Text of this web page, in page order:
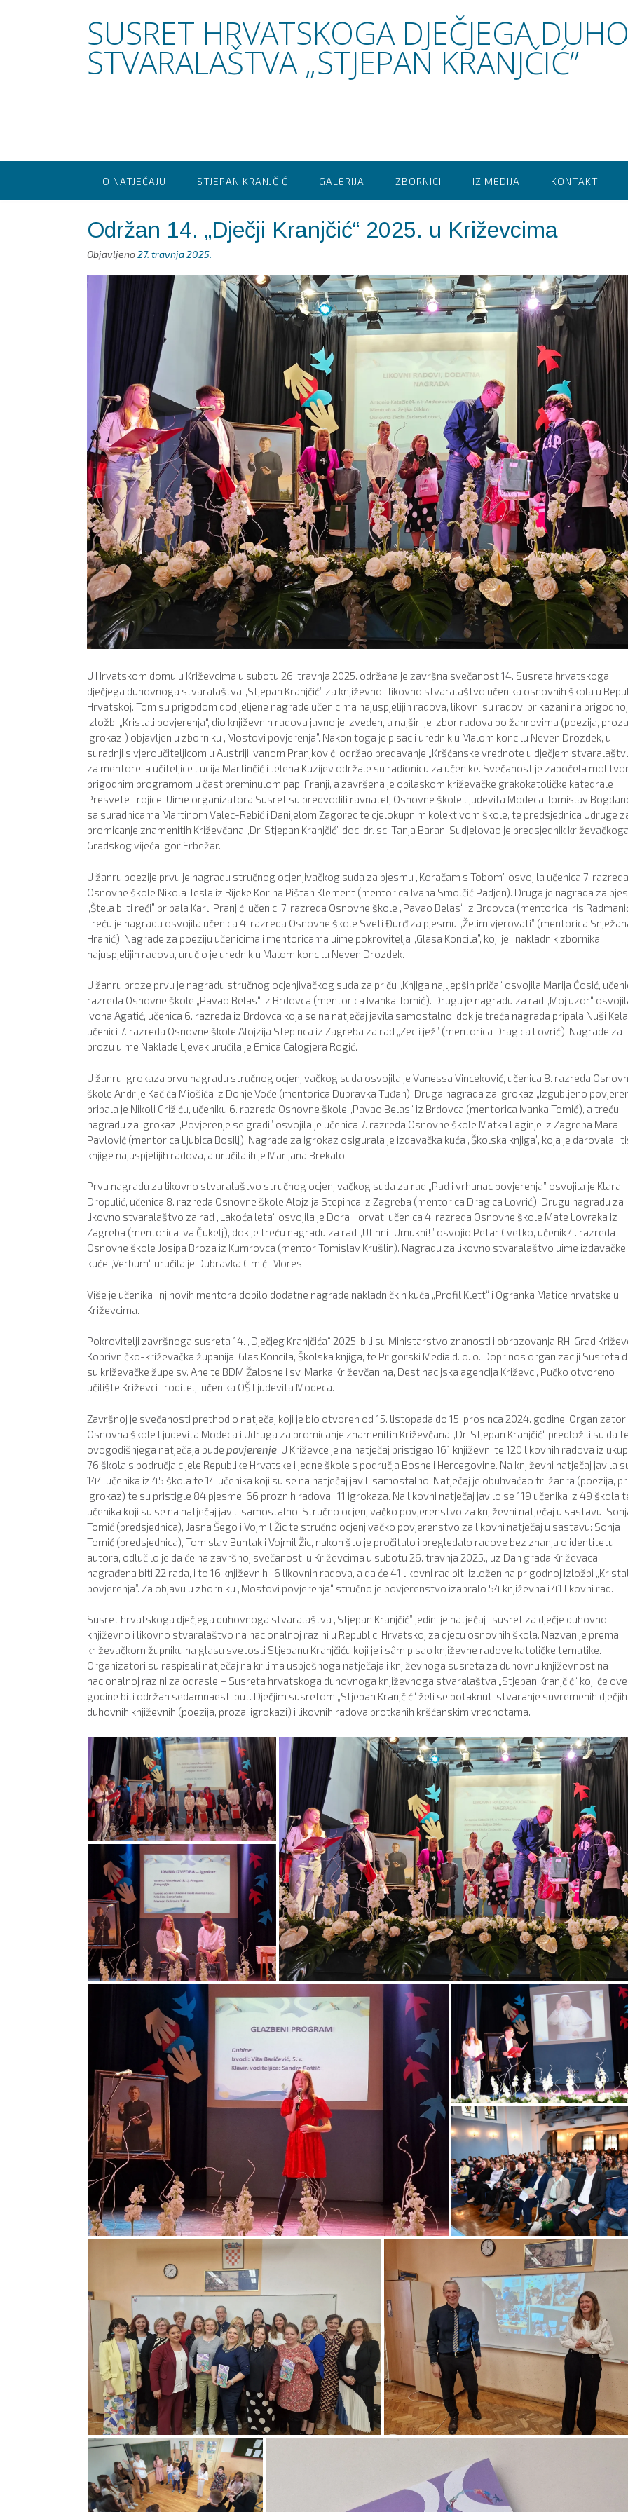
SUSRET HRVATSKOGA DJEČJEGA
STVARALAŠTVA „STJEPAN KRANJČIĆ”
O NATJEČAJU STJEPAN KRANJČIĆ GALERIJA ZBORNICI IZ MEDIJA KONTAKT
Održan 14. „Dječji Kranjčić“ 2025. u Križevcima
Objavljeno27. travnja 2025.
U Hrvatskom domu u Križevcima u subotu 26. travnja 2025. održana je završna svečanost 14. Susreta hrvatskoga
dječjega duhovnoga stvaralaštva „Stjepan Kranjčić” za književno i likovno stvaralaštvo učenika osnovnih škola u
Hrvatskoj. Tom su prigodom dodijeljene nagrade učenicima najuspjelijih radova, likovni su radovi prikazani na prigodnoj
izložbi „Kristali povjerenja“, dio književnih radova javno je izveden, a najširi je izbor radova po žanrovima (poezija,
igrokazi) objavljen u zborniku „Mostovi povjerenja”. Nakon toga je pisac i urednik u Malom koncilu Neven Drozdek, u
suradnji s vjeroučiteljicom u Austriji Ivanom Pranjković, održao predavanje „Kršćanske vrednote u dječjem
za mentore, a učiteljice Lucija Martinčić i Jelena Kuzijev održale su radionicu za učenike. Svečanost je započela
prigodnim programom u čast preminulom papi Franji, a završena je obilaskom križevačke grakokatoličke katedrale
Presvete Trojice. Uime organizatora Susret su predvodili ravnatelj Osnovne škole Ljudevita Modeca Tomislav
sa suradnicama Martinom Valec-Rebić i Danijelom Zagorec te cjelokupnim kolektivom škole, te predsjednica Udruge
promicanje znamenitih Križevčana „Dr. Stjepan Kranjčić” doc. dr. sc. Tanja Baran. Sudjelovao je predsjednik
Gradskog vijeća Igor Frbežar.
U žanru poezije prvu je nagradu stručnog ocjenjivačkog suda za pjesmu „Koračam s Tobom” osvojila učenica 7. razreda
Osnovne škole Nikola Tesla iz Rijeke Korina Pištan Klement (mentorica Ivana Smolčić Padjen). Druga je nagrada za
„Štela bi ti reći” pripala Karli Pranjić, učenici 7. razreda Osnovne škole „Pavao Belas“ iz Brdovca (mentorica Iris
Treću je nagradu osvojila učenica 4. razreda Osnovne škole Sveti Đurđ za pjesmu „Želim vjerovati” (mentorica
Hranić). Nagrade za poeziju učenicima i mentoricama uime pokrovitelja „Glasa Koncila”, koji je i nakladnik zbornika
najuspjelijih radova, uručio je urednik u Malom koncilu Neven Drozdek.
U žanru proze prvu je nagradu stručnog ocjenjivačkog suda za priču „Knjiga najljepših priča“ osvojila Marija Ćosić,
razreda Osnovne škole „Pavao Belas“ iz Brdovca (mentorica Ivanka Tomić). Drugu je nagradu za rad „Moj uzor“
Ivona Agatić, učenica 6. razreda iz Brdovca koja se na natječaj javila samostalno, dok je treća nagrada pripala Nuši
učenici 7. razreda Osnovne škole Alojzija Stepinca iz Zagreba za rad „Zec i jež” (mentorica Dragica Lovrić). Nagrade za
prozu uime Naklade Ljevak uručila je Emica Calogjera Rogić.
U žanru igrokaza prvu nagradu stručnog ocjenjivačkog suda osvojila je Vanessa Vinceković, učenica 8. razreda
škole Andrije Kačića Miošića iz Donje Voće (mentorica Dubravka Tuđan). Druga nagrada za igrokaz „Izgubljeno
pripala je Nikoli Grižiću, učeniku 6. razreda Osnovne škole „Pavao Belas“ iz Brdovca (mentorica Ivanka Tomić), a treću
nagradu za igrokaz „Povjerenje se gradi” osvojila je učenica 7. razreda Osnovne škole Matka Laginje iz Zagreba Mara
Pavlović (mentorica Ljubica Bosilj). Nagrade za igrokaz osigurala je izdavačka kuća „Školska knjiga”, koja je darovala i
knjige najuspjelijih radova, a uručila ih je Marijana Brekalo.
Prvu nagradu za likovno stvaralaštvo stručnog ocjenjivačkog suda za rad „Pad i vrhunac povjerenja” osvojila je Klara
Dropulić, učenica 8. razreda Osnovne škole Alojzija Stepinca iz Zagreba (mentorica Dragica Lovrić). Drugu nagradu za
likovno stvaralaštvo za rad „Lakoća leta“ osvojila je Dora Horvat, učenica 4. razreda Osnovne škole Mate Lovraka iz
Zagreba (mentorica Iva Čukelj), dok je treću nagradu za rad „Utihni! Umukni!” osvojio Petar Cvetko, učenik 4. razreda
Osnovne škole Josipa Broza iz Kumrovca (mentor Tomislav Krušlin). Nagradu za likovno stvaralaštvo uime izdavačke
kuće „Verbum“ uručila je Dubravka Cimić-Mores.
Više je učenika i njihovih mentora dobilo dodatne nagrade nakladničkih kuća „Profil Klett“ i Ogranka Matice hrvatske u
Križevcima.
Pokrovitelji završnoga susreta 14. „Dječjeg Kranjčića“ 2025. bili su Ministarstvo znanosti i obrazovanja RH, Grad
Koprivničko-križevačka županija, Glas Koncila, Školska knjiga, te Prigorski Media d. o. o. Doprinos organizaciji Susreta
su križevačke župe sv. Ane te BDM Žalosne i sv. Marka Križevčanina, Destinacijska agencija Križevci, Pučko otvoreno
učilište Križevci i roditelji učenika OŠ Ljudevita Modeca.
Završnoj je svečanosti prethodio natječaj koji je bio otvoren od 15. listopada do 15. prosinca 2024. godine. Organizatori
Osnovna škole Ljudevita Modeca i Udruga za promicanje znamenitih Križevčana „Dr. Stjepan Kranjčić“ predložili su da
ovogodišnjega natječaja bude povjerenje. U Križevce je na natječaj pristigao 161 književni te 120 likovnih radova iz
76 škola s područja cijele Republike Hrvatske i jedne škole s područja Bosne i Hercegovine. Na književni natječaj javila
144 učenika iz 45 škola te 14 učenika koji su se na natječaj javili samostalno. Natječaj je obuhvaćao tri žanra (poezija,
igrokaz) te su pristigle 84 pjesme, 66 proznih radova i 11 igrokaza. Na likovni natječaj javilo se 119 učenika iz 49 škola
učenika koji su se na natječaj javili samostalno. Stručno ocjenjivačko povjerenstvo za književni natječaj u sastavu:
Tomić (predsjednica), Jasna Šego i Vojmil Žic te stručno ocjenjivačko povjerenstvo za likovni natječaj u sastavu: Sonja
Tomić (predsjednica), Tomislav Buntak i Vojmil Žic, nakon što je pročitalo i pregledalo radove bez znanja o identitetu
autora, odlučilo je da će na završnoj svečanosti u Križevcima u subotu 26. travnja 2025., uz Dan grada Križevaca,
nagrađena biti 22 rada, i to 16 književnih i 6 likovnih radova, a da će 41 likovni rad biti izložen na prigodnoj izložbi
povjerenja”. Za objavu u zborniku „Mostovi povjerenja“ stručno je povjerenstvo izabralo 54 književna i 41 likovni rad.
Susret hrvatskoga dječjega duhovnoga stvaralaštva „Stjepan Kranjčić” jedini je natječaj i susret za dječje duhovno
književno i likovno stvaralaštvo na nacionalnoj razini u Republici Hrvatskoj za djecu osnovnih škola. Nazvan je prema
križevačkom župniku na glasu svetosti Stjepanu Kranjčiću koji je i sâm pisao književne radove katoličke tematike.
Organizatori su raspisali natječaj na krilima uspješnoga natječaja i književnoga susreta za duhovnu književnost na
nacionalnoj razini za odrasle – Susreta hrvatskoga duhovnoga književnoga stvaralaštva „Stjepan Kranjčić“ koji će ove
godine biti održan sedamnaesti put. Dječjim susretom „Stjepan Kranjčić“ želi se potaknuti stvaranje suvremenih dječjih
duhovnih književnih (poezija, proza, igrokazi) i likovnih radova protkanih kršćanskim vrednotama.